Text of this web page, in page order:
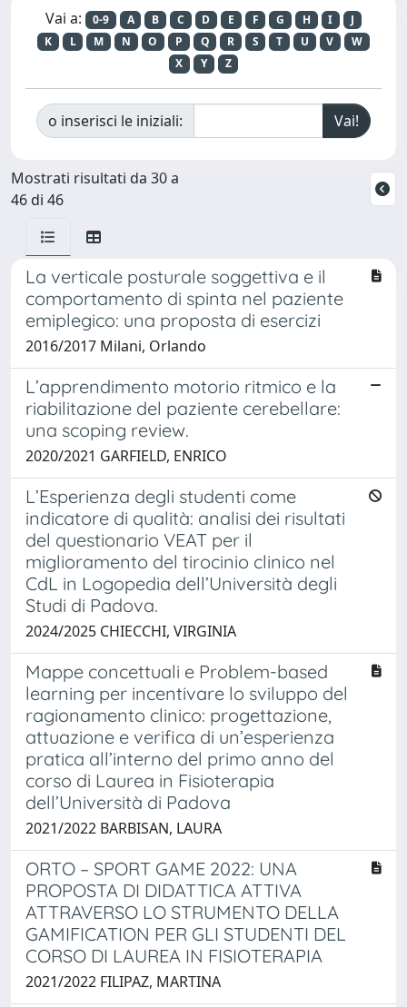
Vai a: 0-9 A B C D E F G H I
J
K
L M N O P Q R S T U V
W
X
Y Z
o inserisci le iniziali:
Mostrati risultati da 30 a
46 di 46
La verticale posturale soggettiva e il
comportamento di spinta nel paziente
emiplegico: una proposta di esercizi
2016/2017 Milani, Orlando
L’apprendimento motorio ritmico e la
riabilitazione del paziente cerebellare:
una scoping review.
2020/2021 GARFIELD, ENRICO
L’Esperienza degli studenti come
indicatore di qualità: analisi dei risultati
del questionario VEAT per il
miglioramento del tirocinio clinico nel
CdL in Logopedia dell’Università degli
Studi di Padova.
2024/2025 CHIECCHI, VIRGINIA
Mappe concettuali e Problem-based
learning per incentivare lo sviluppo del
ragionamento clinico: progettazione,
attuazione e verifica di un’esperienza
pratica all’interno del primo anno del
corso di Laurea in Fisioterapia
dell’Università di Padova
2021/2022 BARBISAN, LAURA
ORTO – SPORT GAME 2022: UNA
PROPOSTA DI DIDATTICA ATTIVA
ATTRAVERSO LO STRUMENTO DELLA
GAMIFICATION PER GLI STUDENTI DEL
CORSO DI LAUREA IN FISIOTERAPIA
2021/2022 FILIPAZ, MARTINA